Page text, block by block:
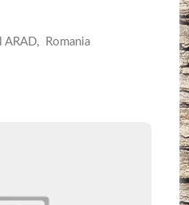
ARAD, Romania